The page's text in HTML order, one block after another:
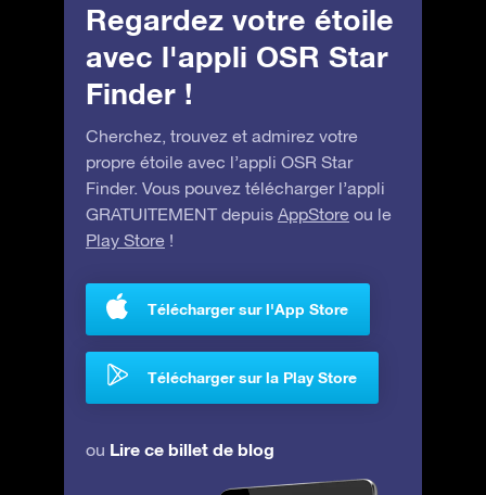
Regardez votre étoile
avec l'appli OSR Star
Finder !
Cherchez, trouvez et admirez votre
propre étoile avec l’appli OSR Star
Finder. Vous pouvez télécharger l’appli
GRATUITEMENT depuis AppStore ou le
Play Store !
Télécharger sur l'App Store
Télécharger sur la Play Store
ou Lire ce billet de blog